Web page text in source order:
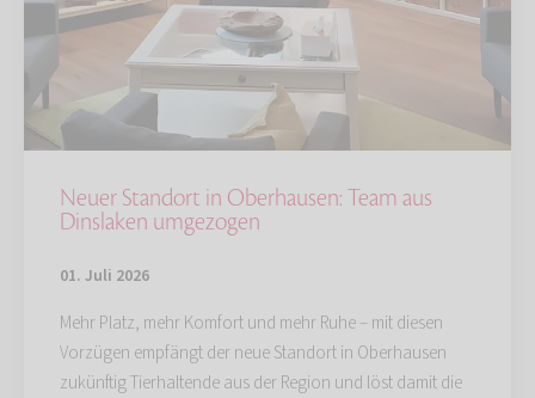
Neuer Standort in Oberhausen: Team aus
Dinslaken umgezogen
01. Juli 2026
Mehr Platz, mehr Komfort und mehr Ruhe – mit diesen
Vorzügen empfängt der neue Standort in Oberhausen
zukünftig Tierhaltende aus der Region und löst damit die